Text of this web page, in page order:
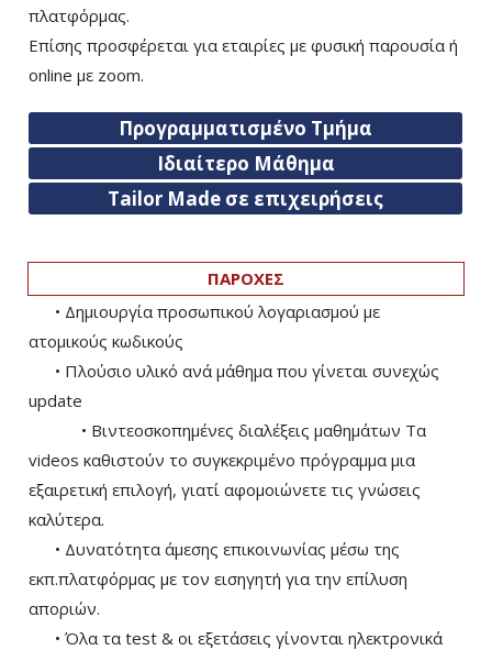
πλατφόρμας.
Επίσης προσφέρεται για εταιρίες με φυσική παρουσία ή
online με zoom.
Προγραμματισμένο Τμήμα
Ιδιαίτερο Μάθημα
Tailor Made σε επιχειρήσεις
ΠΑΡΟΧΕΣ
• Δημιουργία προσωπικού λογαριασμού με
ατομικούς κωδικούς
• Πλούσιο υλικό ανά μάθημα που γίνεται συνεχώς
update
• Βιντεοσκοπημένες διαλέξεις μαθημάτων Τα
videos καθιστούν το συγκεκριμένο πρόγραμμα μια
εξαιρετική επιλογή, γιατί αφομοιώνετε τις γνώσεις
καλύτερα.
• Δυνατότητα άμεσης επικοινωνίας μέσω της
εκπ.πλατφόρμας με τον εισηγητή για την επίλυση
αποριών.
• Όλα τα test & οι εξετάσεις γίνονται ηλεκτρονικά